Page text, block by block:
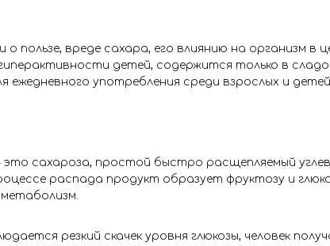
пользе, вреде сахара, его влиянию на организм в
детей, содержится только в
ежедневного употребления среди взрослых и
это сахароза, простой быстро расщепляемый
распада продукт образует фруктозу и
резкий скачек уровня глюкозы, человек